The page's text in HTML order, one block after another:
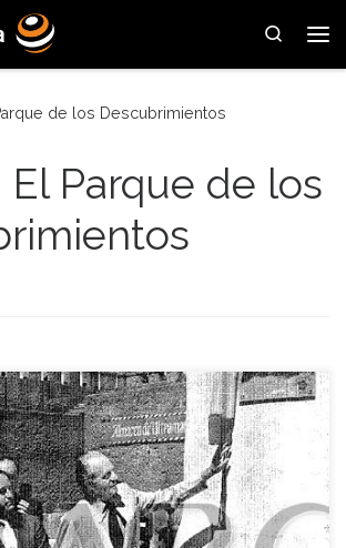
Search
de los Descubrimientos
El Parque de los
28 de Junio del año 1997 abría sus
temático de Sevilla situado en lo que fue el
la Expo’92, hoy te hablamos en la
de la inauguración de Isla Mágica el